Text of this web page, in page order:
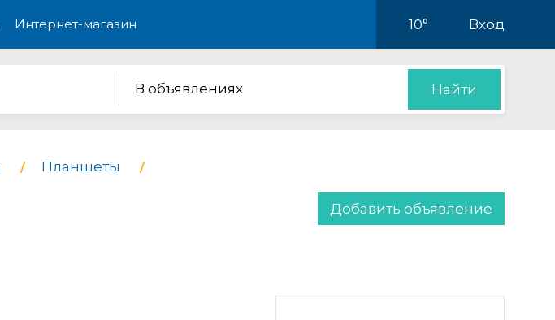
Интернет-магазин 10° Вход
В объявлениях Найти
Планшеты
Добавить объявление